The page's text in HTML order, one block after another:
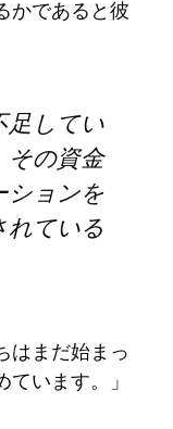
かであると彼
足してい
その資金
ョンを
ている
はまだ始まっ
います。」